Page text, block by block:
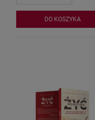
DO KOSZYKA